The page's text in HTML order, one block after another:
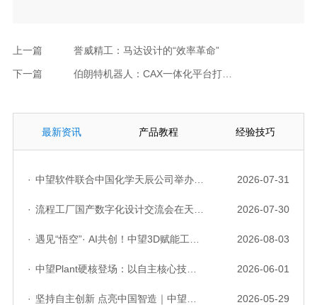
上一篇 誉威精工：马达设计的“效率革命”
下一篇 伯朗特机器人：CAX一体化平台打破设计壁垒，开启智能制造新篇章
最新资讯 产品教程 经验技巧
· 中望软件联合中国化学天辰公司举办“走进标杆企业”研讨会，共探流程工业数字化创新实践 2026-07-31
· 流程工厂国产数字化设计交流会在天津召开，中望自主CAD底座助力行业数字化转型实践获广泛关注 2026-07-30
· 遇见“悟空”· AI共创！中望3D赋能工业设计国产化与AI创新升级 2026-08-03
· 中望Plant硬核登场：以自主核心技术，破解流程工业数据一致性与协同困境 2026-06-01
· 坚持自主创新 点亮中国智造｜中望软件亮相第十届中国网络版权保护与发展大会 2026-05-29